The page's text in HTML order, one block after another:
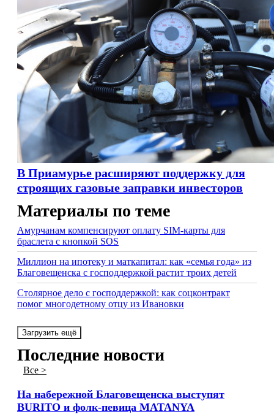
В Приамурье расширяют поддержку для
строящих газовые заправки инвесторов
Материалы по теме
Амурчанам компенсируют оплату SIM-карты для
браслета с кнопкой SOS
Миллион на ипотеку и маткапитал: как «семья года» из
Благовещенска с господдержкой растит троих детей
Столярное дело с господдержкой: как соцконтракт
помог многодетному отцу из Ивановки
Загрузить ещё
Последние новости
Все >
На набережной Благовещенска выступят
BURITO и фолк-певица MATANYA